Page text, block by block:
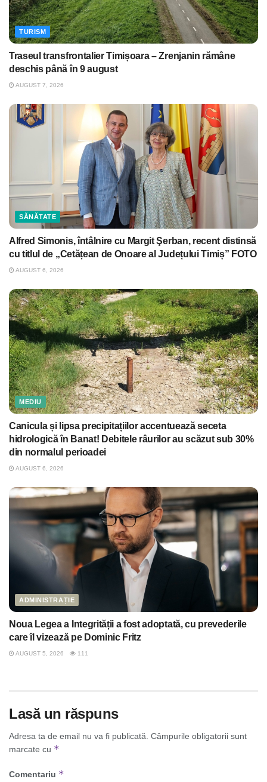
TURISM
Traseul transfrontalier Timișoara – Zrenjanin rămâne
deschis până în 9 august
AUGUST 7, 2026
SĂNĂTATE
Alfred Simonis, întâlnire cu Margit Şerban, recent distinsă
cu titlul de „Cetățean de Onoare al Județului Timiș” FOTO
AUGUST 6, 2026
MEDIU
Canicula și lipsa precipitațiilor accentuează seceta
hidrologică în Banat! Debitele râurilor au scăzut sub 30%
din normalul perioadei
AUGUST 6, 2026
ADMINISTRAȚIE
Noua Legea a Integrității a fost adoptată, cu prevederile
care îl vizează pe Dominic Fritz
AUGUST 5, 2026 111
Lasă un răspuns
Adresa ta de email nu va fi publicată. Câmpurile obligatorii sunt
marcate cu *
Comentariu *